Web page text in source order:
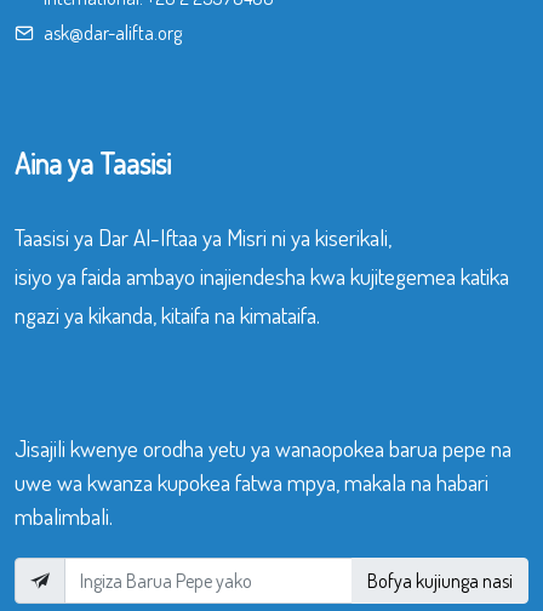
ask@dar-alifta.org
Aina ya Taasisi
Taasisi ya Dar Al-Iftaa ya Misri ni ya kiserikali,
isiyo ya faida ambayo inajiendesha kwa kujitegemea katika
ngazi ya kikanda, kitaifa na kimataifa.
Jisajili kwenye orodha yetu ya wanaopokea barua pepe na
uwe wa kwanza kupokea fatwa mpya, makala na habari
mbalimbali.
Bofya kujiunga nasi